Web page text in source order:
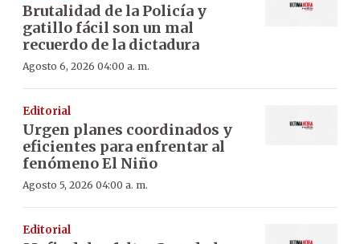
Brutalidad de la Policía y
gatillo fácil son un mal
recuerdo de la dictadura
Agosto 6, 2026 04:00 a. m.
Editorial
Urgen planes coordinados y
eficientes para enfrentar al
fenómeno El Niño
Agosto 5, 2026 04:00 a. m.
Editorial